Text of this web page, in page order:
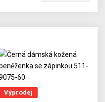
Výprodej